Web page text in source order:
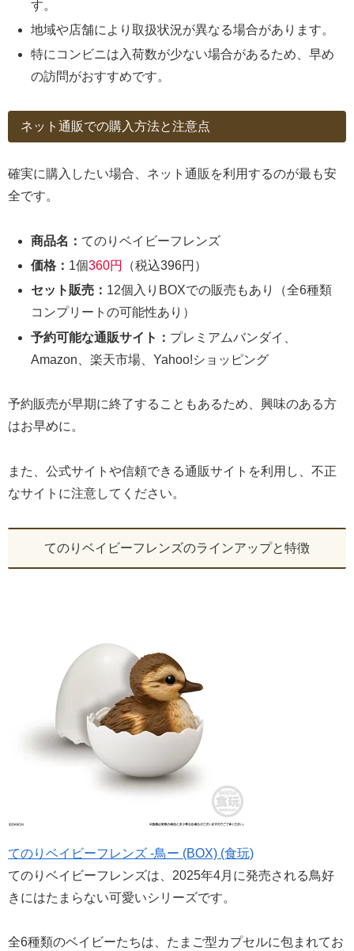
す。
地域や店舗により取扱状況が異なる場合があります。
特にコンビニは入荷数が少ない場合があるため、早め
の訪問がおすすめです。
ネット通販での購入方法と注意点
確実に購入したい場合、ネット通販を利用するのが最も安
全です。
商品名： てのりベイビーフレンズ
価格： 1個360円
（税込396円）
セット販売： 12個入りBOXでの販売もあり（全6種類
コンプリートの可能性あり）
予約可能な通販サイト： プレミアムバンダイ、
Amazon、楽天市場、Yahoo!ショッピング
予約販売が早期に終了することもあるため、興味のある方
はお早めに。
また、公式サイトや信頼できる通販サイトを利用し、不正
なサイトに注意してください。
てのりベイビーフレンズのラインアップと特徴
てのりベイビーフレンズ -鳥ー (BOX) (食玩)
てのりベイビーフレンズは、2025年4月に発売される鳥好
きにはたまらない可愛いシリーズです。
全6種類のベイビーたちは、たまご型カプセルに包まれてお